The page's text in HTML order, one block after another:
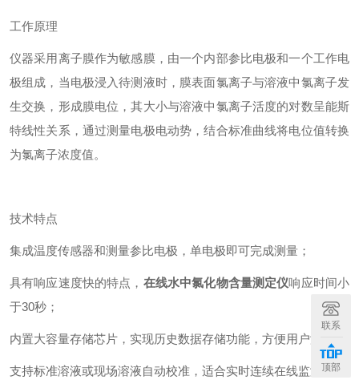
工作原理
仪器采用离子膜作为敏感膜，由一个内部参比电极和一个工作电
极组成，当电极浸入待测液时，膜表面氯离子与溶液中氯离子发
生交换，形成膜电位，其大小与溶液中氯离子活度的对数呈能斯
特线性关系，通过测量电极电动势，结合标准曲线将电位值转换
为氯离子浓度值。
技术特点
集成温度传感器和测量参比电极，单电极即可完成测量；
具有响应速度快的特点， 在线水中氯化物含量测定仪响应时间小
于30秒；
内置大容量存储芯片，实现历史数据存储功能，方便用户溯源；
支持标准溶液或现场溶液自动校准，适合实时连续在线监测；
联系
顶部